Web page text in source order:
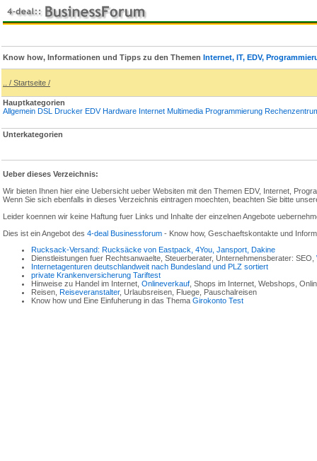
Know how, Informationen und Tipps zu den Themen Internet, IT, EDV,
.. / Startseite /
Hauptkategorien
Allgemein DSL Drucker EDV Hardware Internet Multimedia Programmierung
Unterkategorien
Ueber dieses Verzeichnis:
Wir bieten Ihnen hier eine Uebersicht ueber Websiten mit den Themen EDV, Internet,
Wenn Sie sich ebenfalls in dieses Verzeichnis eintragen moechten, beachten Sie bitte
Leider koennen wir keine Haftung fuer Links und Inhalte der einzelnen Angebote
Dies ist ein Angebot des 4-deal Businessforum - Know how, Geschaeftskontakte und
Rucksack-Versand: Rucksäcke von Eastpack, 4You, Jansport, Dakine
Dienstleistungen fuer Rechtsanwaelte, Steuerberater, Unternehmensberater: SEO,
Internetagenturen deutschlandweit nach Bundesland und PLZ sortiert
private Krankenversicherung Tariftest
Hinweise zu Handel im Internet, Onlineverkauf , Shops im Internet, Webshops,
Reisen, Reiseveranstalter, Urlaubsreisen, Fluege, Pauschalreisen
Know how und Eine Einfuherung in das Thema Girokonto Test